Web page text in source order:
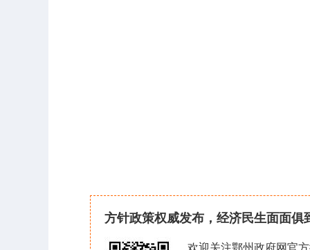
方针政策权威发布，经济民生面面俱
欢迎关注鄂州政府网官